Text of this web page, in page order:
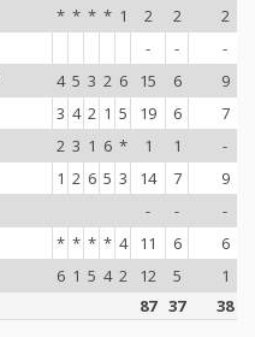
* * * * 1 2 2 2
- - -
4 5 3 2 6 15 6 9
3 4 2 1 5 19 6 7
2 3 1 6 * 1 1 -
1 2 6 5 3 14 7 9
- - -
* * * * 4 11 6 6
6 1 5 4 2 12 5 1
87 37 38